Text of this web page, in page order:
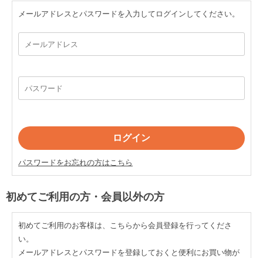
メールアドレスとパスワードを入力してログインしてください。
パスワードをお忘れの方はこちら
初めてご利用の方・会員以外の方
初めてご利用のお客様は、こちらから会員登録を行ってくださ
い。
メールアドレスとパスワードを登録しておくと便利にお買い物が